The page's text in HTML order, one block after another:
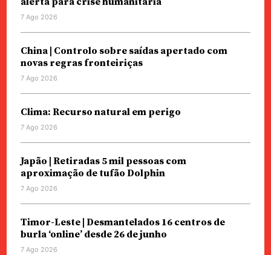
7 Ago 2026
China | Controlo sobre saídas apertado com
novas regras fronteiriças
7 Ago 2026
Clima: Recurso natural em perigo
7 Ago 2026
Japão | Retiradas 5 mil pessoas com
aproximação de tufão Dolphin
7 Ago 2026
Timor-Leste | Desmantelados 16 centros de
burla ‘online’ desde 26 de junho
7 Ago 2026